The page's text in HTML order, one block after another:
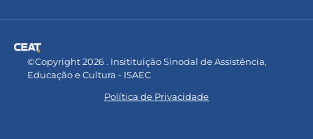
©Copyright 2026 . Insitituição Sinodal de Assistência,
Educação e Cultura - ISAEC
Política de Privacidade